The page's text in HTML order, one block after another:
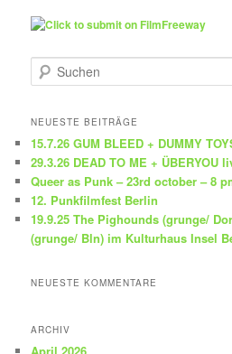
u
h
n
NEUESTE BEITRÄGE
15.7.26 GUM BLEED + DUMMY
29.3.26 DEAD TO ME + ÜBERYOU
Queer as Punk – 23rd october – 8
12. Punkfilmfest Berlin
19.9.25 The Pighounds (grunge/
(grunge/ Bln) im Kulturhaus Insel
NEUESTE KOMMENTARE
ARCHIV